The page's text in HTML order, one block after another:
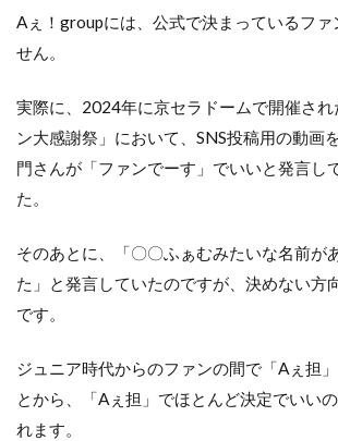
Aぇ！groupには、公式で決まっているファ
せん。
実際に、2024年に京セラドームで開催さ
ン大感謝祭」において、SNS投稿用の動画
門さんが「ファンでーす」でいいと発言し
た。
そのあとに、「〇〇ふぁむみたいな名前が
た」と発言していたのですが、決めない方
です。
ジュニア時代からのファンの間で「Aぇ担
とから、「Aぇ担」でほとんど決定でいい
れます。